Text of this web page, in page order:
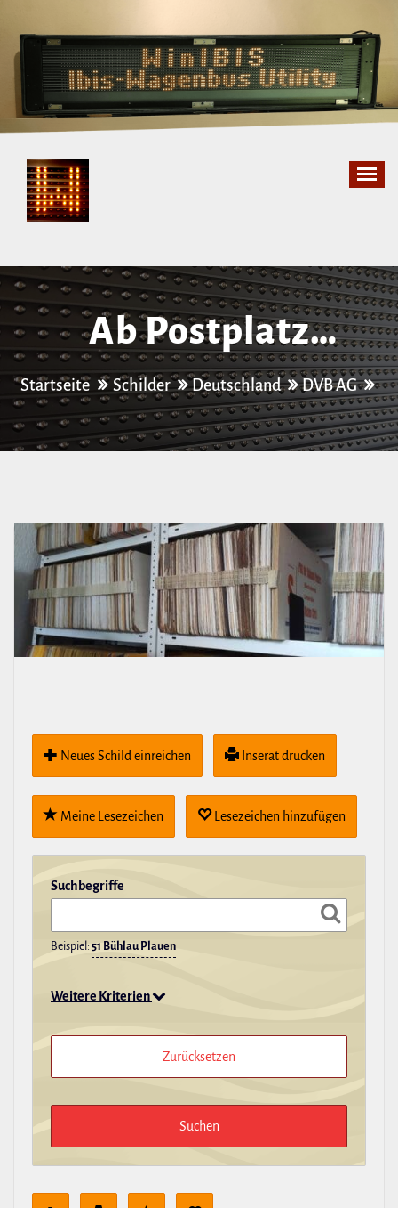
springen
Ab Postplatz
Startseite Schilder Deutschland DVB AG
Neues Schild ein­rei­chen Inserat drucken
Meine Lese­zei­chen Lese­zei­chen hin­zu­fügen
Such­be­griffe
Beispiel: 51 Bühlau Plauen
Weitere Kriterien